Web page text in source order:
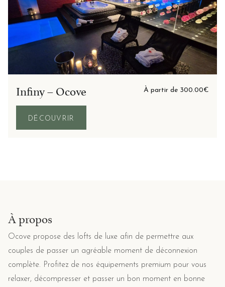
Infiny – Ocove À partir de 300.00€
DÉCOUVRIR
À propos
Ocove propose des lofts de luxe afin de permettre aux
couples de passer un agréable moment de déconnexion
complète. Profitez de nos équipements premium pour vous
relaxer, décompresser et passer un bon moment en bonne